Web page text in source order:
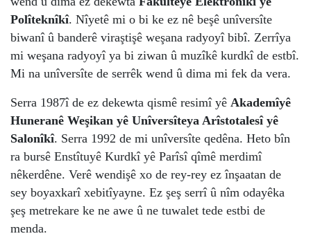
Polîteknîkî. Nîyetê mi o bi ke ez nê beşê unîversîte
biwanî û banderê viraştişê weşana radyoyî bibî. Zerrîya
mi weşana radyoyî ya bi ziwan û muzîkê kurdkî de estbî.
Mi na unîversîte de serrêk wend û dima mi fek da vera.
Serra 1987î de ez dekewta qismê resimî yê Akademîyê
Huneranê Weşikan yê Unîversîteya Arîstotalesî yê
Salonîkî. Serra 1992 de mi unîversîte qedêna. Heto bîn
ra bursê Enstîtuyê Kurdkî yê Parîsî qîmê merdimî
nêkerdêne. Verê wendişê xo de rey-rey ez înşaatan de
sey boyaxkarî xebitîyayne. Ez şeş serrî û nîm odayêka
şeş metrekare ke ne awe û ne tuwalet tede estbi de
menda.